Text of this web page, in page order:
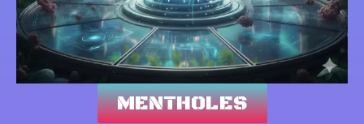
MENTHOLES